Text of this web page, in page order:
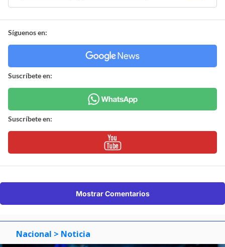
Síguenos en:
Suscríbete en:
Suscríbete en:
Mostrar Comentarios
Nacional > Noticia